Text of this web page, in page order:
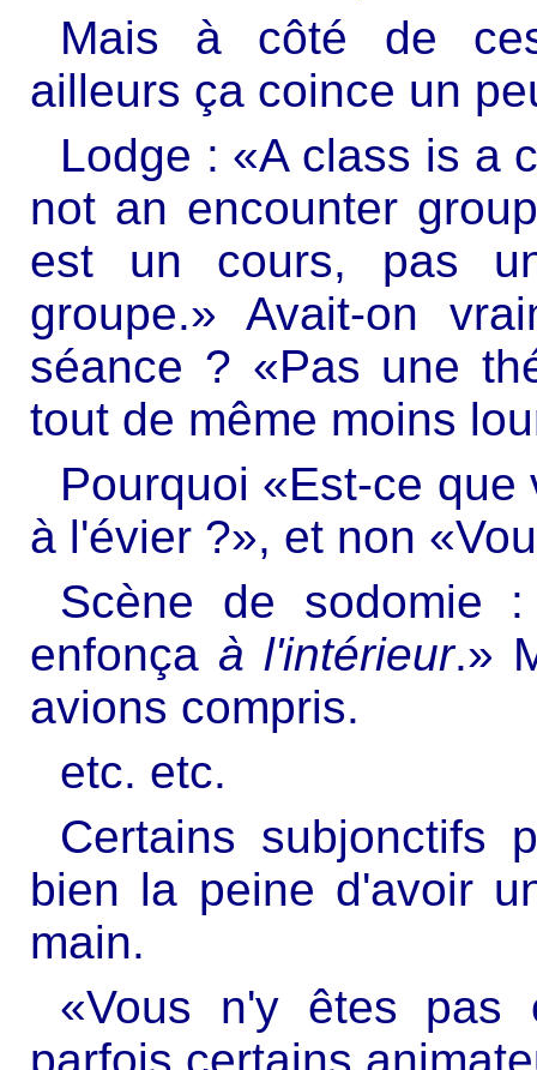
Mais à côté de ces
ailleurs ça coince un
Lodge : «A class is a
not an encounter
est un cours, pas
groupe.» Avait-on
séance ? «Pas une
tout de même moins
Pourquoi «Est-ce
à l'évier ?», et non
Scène de sodomie
enfonça à l'intérieur.»
avions compris.
etc. etc.
Certains subjonctifs
bien la peine d'avoir
main.
«Vous n'y êtes pas